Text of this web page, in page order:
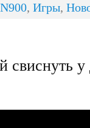
N900, Игры,
у